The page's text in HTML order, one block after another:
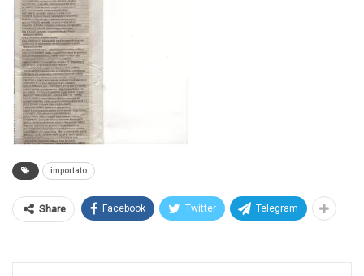
importato
Share Facebook Twitter Telegram